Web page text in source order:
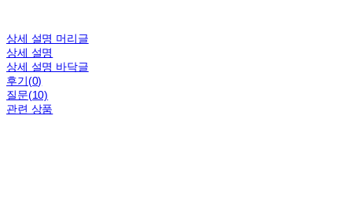
상세 설명 머리글
상세 설명
상세 설명 바닥글
후기(0)
질문(10)
관련 상품